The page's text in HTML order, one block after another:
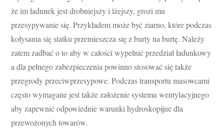
że im ładunek jest drobniejszy i lżejszy, grozi mu
przesypywanie się. Przykładem może być ziarno, które podczas
kołysania się statku przemieszcza się z burty na burtę. Należy
zatem zadbać o to aby w całości wypełnić przedział ładunkowy
a dla pełnego zabezpieczenia powinno stosować się także
przegrody przeciwprzesypowe. Podczas transportu masowcami
często wymagane jest także założenie systemu wentylacyjnego
aby zapewnić odpowiednie warunki hydroskopijne dla
przewożonych towarów.